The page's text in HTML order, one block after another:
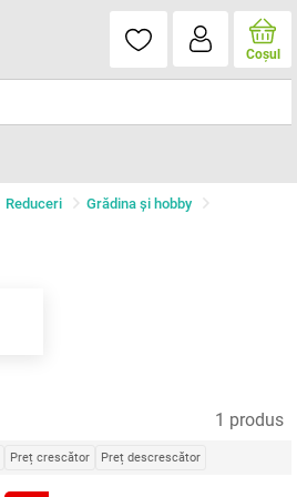
Coşul
Reduceri
Grădina şi hobby
1 produs
Preț crescător Preț descrescător